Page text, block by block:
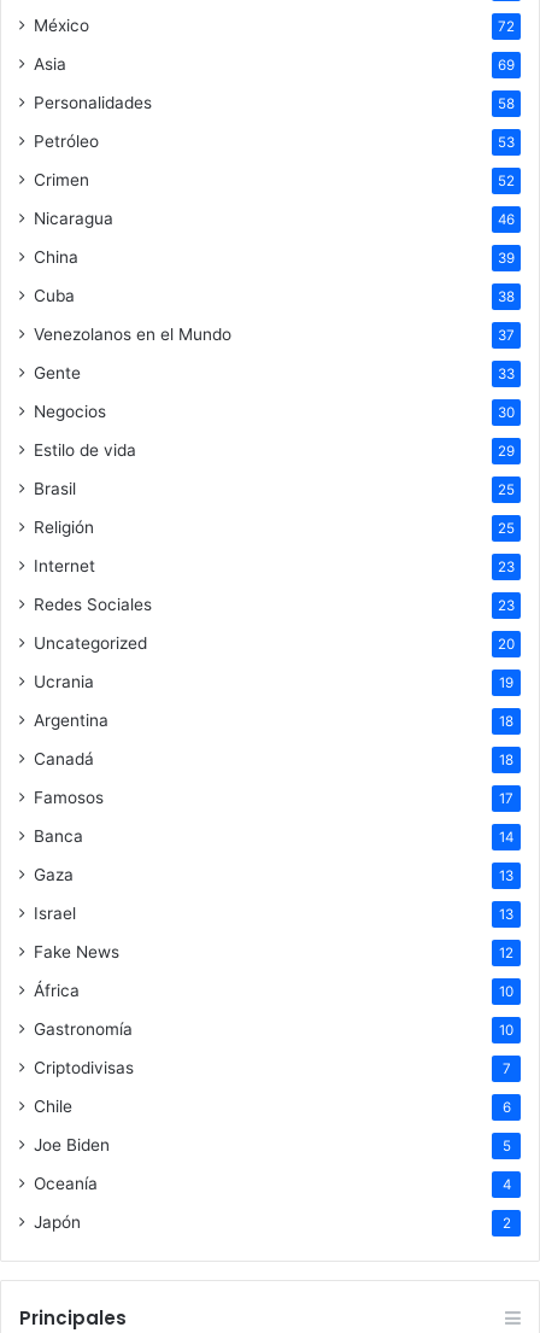
México 72
Asia 69
Personalidades 58
Petróleo 53
Crimen 52
Nicaragua 46
China 39
Cuba 38
Venezolanos en el Mundo 37
Gente 33
Negocios 30
Estilo de vida 29
Brasil 25
Religión 25
Internet 23
Redes Sociales 23
Uncategorized 20
Ucrania 19
Argentina 18
Canadá 18
Famosos 17
Banca 14
Gaza 13
Israel 13
Fake News 12
África 10
Gastronomía 10
Criptodivisas 7
Chile 6
Joe Biden 5
Oceanía 4
Japón 2
Principales